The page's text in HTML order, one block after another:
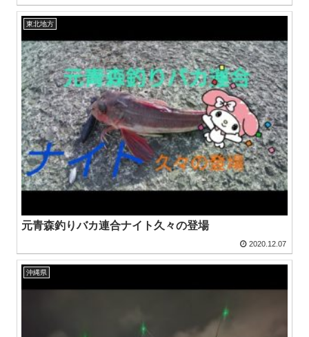
東北地方
元青森釣りバカ連合ナイト久々の登場
2020.12.07
沖縄県